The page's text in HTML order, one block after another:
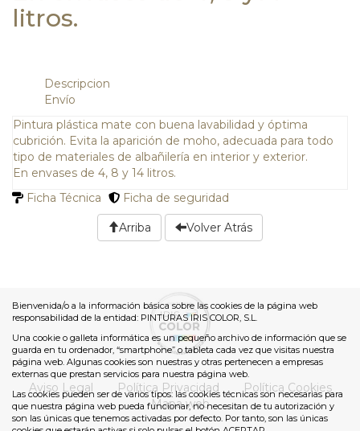
litros.
Descripcion
Envío
Pintura plástica mate con buena lavabilidad y óptima
cubrición. Evita la aparición de moho, adecuada para todo
tipo de materiales de albañilería en interior y exterior.
En envases de 4, 8 y 14 litros.
Ficha Técnica
Ficha de seguridad
Arriba Volver Atrás
Aviso Legal Política Privacidad
Política Cookies
Mapa web
Bienvenida/o a la información básica sobre las cookies de la página web
responsabilidad de la entidad: PINTURAS IRIS COLOR, S.L.
Una cookie o galleta informática es un pequeño archivo de información que se
guarda en tu ordenador, “smartphone” o tableta cada vez que visitas nuestra
página web. Algunas cookies son nuestras y otras pertenecen a empresas
externas que prestan servicios para nuestra página web.
Las cookies pueden ser de varios tipos: las cookies técnicas son necesarias para
que nuestra página web pueda funcionar, no necesitan de tu autorización y
son las únicas que tenemos activadas por defecto. Por tanto, son las únicas